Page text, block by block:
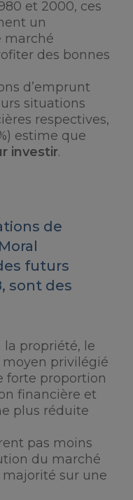
et 2000, ces
un
marché
des bonnes
d’emprunt
situations
respectives,
estime que
investir.
de
futurs
sont des
la propriété, le
privilégié
forte proportion
financière et
plus réduite
pas moins
du marché
sur une